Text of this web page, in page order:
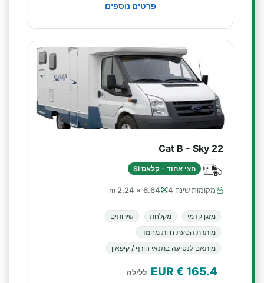
פרטים נוספים
Cat B - Sky 22
חצי אחוד - קלאס SI
מקומות שינה 4 6.64 × 2.24 m
מזגן קדמי מקלחת
שירותים
מותרת הסעת חיות מחמד
מותאם לנסיעה בתנאי חורף / קיפאון
165.4
€ EUR ללילה